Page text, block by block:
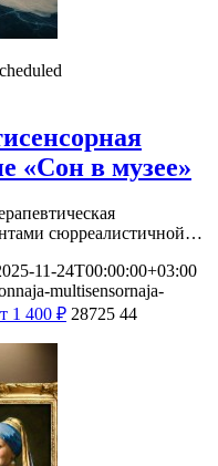
«Сон в музее»
сюрреалистичной…
11-24T00:00:00+03:00
multisensornaja-
1 400 ₽ 28725 44